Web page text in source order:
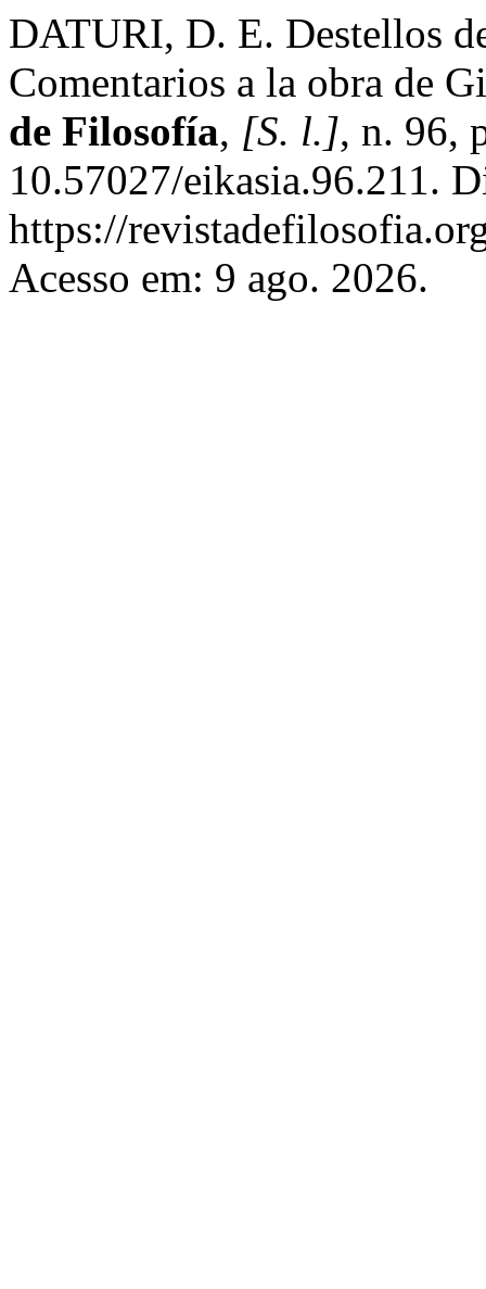
DATURI, D. E. Destellos
Comentarios a la obra de
de Filosofía, [S. l.], n. 96,
10.57027/eikasia.96.211.
https://
Acesso em: 9 ago. 2026.